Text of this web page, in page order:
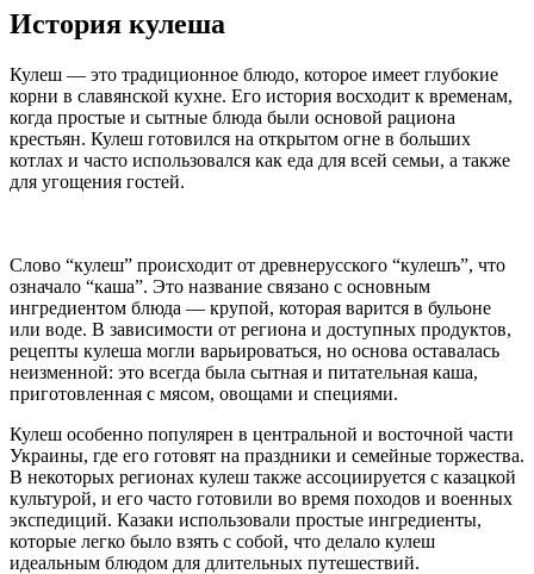
История кулеша
Кулеш — это традиционное блюдо, которое имеет глубокие
корни в славянской кухне. Его история восходит к временам,
когда простые и сытные блюда были основой рациона
крестьян. Кулеш готовился на открытом огне в больших
котлах и часто использовался как еда для всей семьи, а также
для угощения гостей.
Слово “кулеш” происходит от древнерусского “кулешъ”, что
означало “каша”. Это название связано с основным
ингредиентом блюда — крупой, которая варится в бульоне
или воде. В зависимости от региона и доступных продуктов,
рецепты кулеша могли варьироваться, но основа оставалась
неизменной: это всегда была сытная и питательная каша,
приготовленная с мясом, овощами и специями.
Кулеш особенно популярен в центральной и восточной части
Украины, где его готовят на праздники и семейные торжества.
В некоторых регионах кулеш также ассоциируется с казацкой
культурой, и его часто готовили во время походов и военных
экспедиций. Казаки использовали простые ингредиенты,
которые легко было взять с собой, что делало кулеш
идеальным блюдом для длительных путешествий.